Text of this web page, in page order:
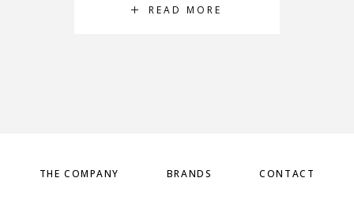
READ MORE
THE COMPANY BRANDS CONTACT